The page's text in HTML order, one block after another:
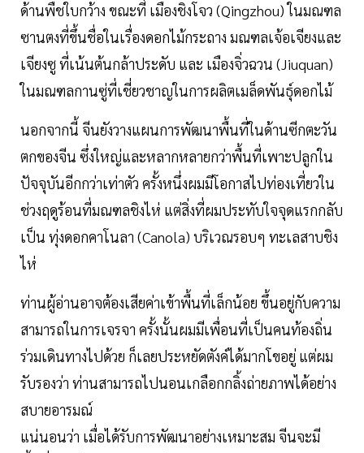
ด้านพืชใบกว้าง ขณะที่ เมืองชิงโจว (Qingzhou) ในมณฑล
ซานตงที่ขึ้นชื่อในเรื่องดอกไม้กระถาง มณฑลเจ้อเจียงและ
เจียงซู ที่เน้นต้นกล้าประดับ และ เมืองจิ่วฉวน (Jiuquan)
ในมณฑลกานซู่ที่เชี่ยวชาญในการผลิตเมล็ดพันธุ์ดอกไม้
นอกจากนี้ จีนยังวางแผนการพัฒนาพื้นที่ในด้านซีกตะวัน
ตกของจีน ซึ่งใหญ่และหลากหลายกว่าพื้นที่เพาะปลูกใน
ปัจจุบันอีกกว่าเท่าตัว ครั้งหนึ่งผมมีโอกาสไปท่องเที่ยวใน
ช่วงฤดูร้อนที่มณฑลชิงไห่ แต่สิ่งที่ผมประทับใจจุดแรกกลับ
เป็น ทุ่งดอกคาโนลา (Canola) บริเวณรอบๆ ทะเลสาบชิง
ไห่
ท่านผู้อ่านอาจต้องเสียค่าเข้าพื้นที่เล็กน้อย ขึ้นอยู่กับความ
สามารถในการเจรจา ครั้งนั้นผมมีเพื่อนที่เป็นคนท้องถิ่น
ร่วมเดินทางไปด้วย ก็เลยประหยัดตังค์ได้มากโขอยู่ แต่ผม
รับรองว่า ท่านสามารถไปนอนเกลือกกลิ้งถ่ายภาพได้อย่าง
สบายอารมณ์
แน่นอนว่า เมื่อได้รับการพัฒนาอย่างเหมาะสม จีนจะมี